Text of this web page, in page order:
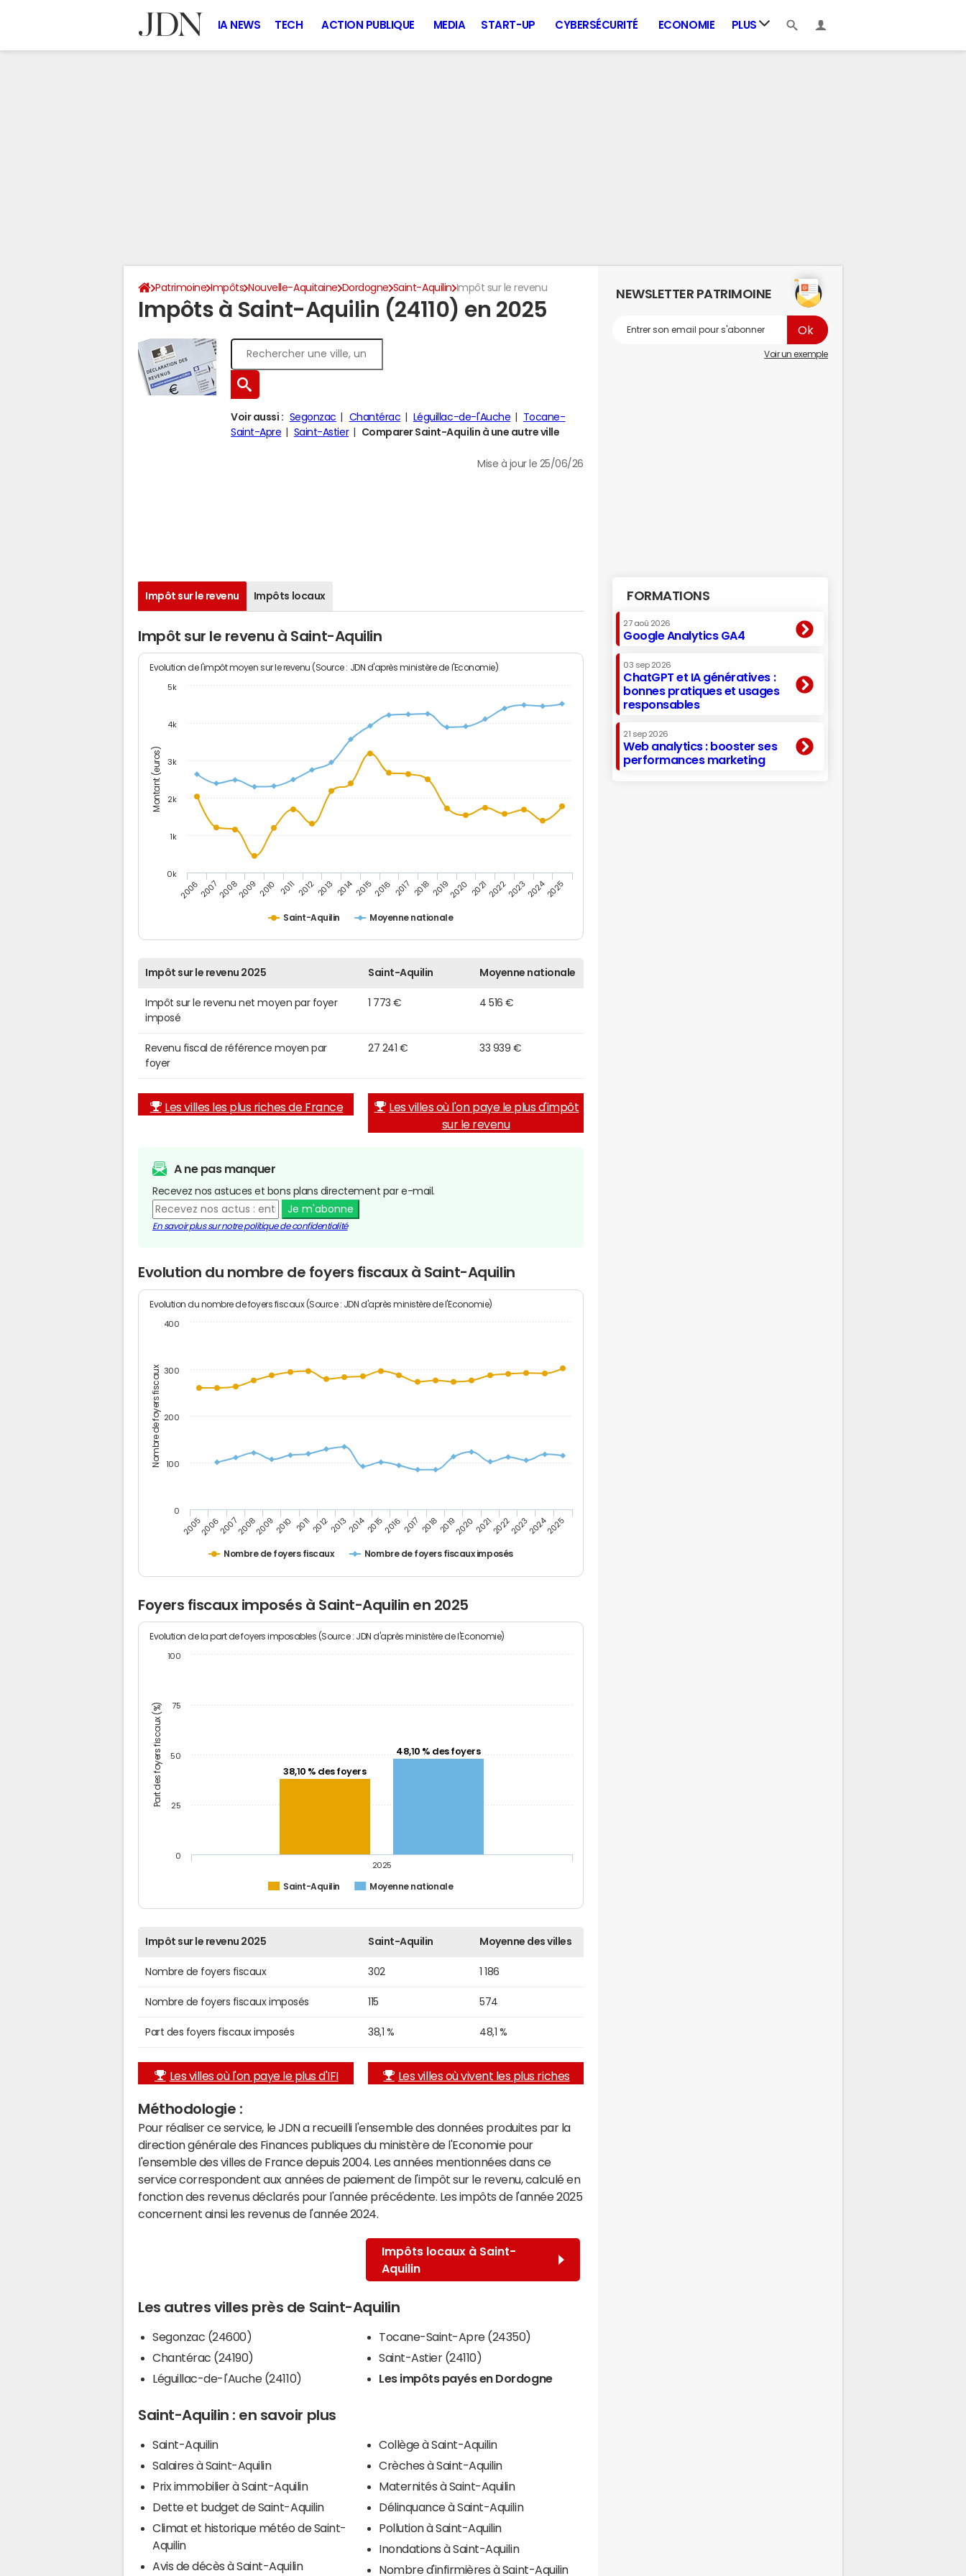
IA NEWS TECH ACTION PUBLIQUE MEDIA START-UP CYBERSÉCURITÉ ECONOMIE PLUS
Patrimoine Impôts Nouvelle-Aquitaine Dordogne Saint-Aquilin Impôt sur le revenu
Impôts à Saint-Aquilin (24110) en 2025
Voir aussi : Segonzac Chantérac Léguillac-de-l'Auche
Tocane-
Saint-Apre
Saint-Astier Comparer Saint-Aquilin à une autre ville
Mise à jour le 25/06/26
Impôt sur le revenu Impôts locaux
Impôt sur le revenu à Saint-Aquilin
Montant (euros)
Evolution de l'impôt moyen sur le revenu (Source : JDN d'après ministère de l'Economie)
Saint-Aquilin Moyenne nationale
20062007200820092010 2011 20122013 201420152016 2017 201820192020 20212022202320242025
0k
1k
2k
3k
4k
5k
Impôt sur le revenu 2025 Saint-Aquilin Moyenne nationale
Impôt sur le revenu net moyen par foyer
imposé
1 773 € 4 516 €
Revenu fiscal de référence moyen par
foyer
27 241 € 33 939 €
Les villes les plus riches de France
Les villes où l'on paye le plus d'impôt
sur le revenu
A ne pas manquer
Recevez nos astuces et bons plans directement par e-mail.
Je m'abonne
En savoir plus sur notre politique de confidentialité
Evolution du nombre de foyers fiscaux à Saint-Aquilin
Nombre de foyers fiscaux
Evolution du nombre de foyers fiscaux (Source : JDN d'après ministère de l'Economie)
Nombre de foyers fiscaux Nombre de foyers fiscaux imposés
200520062007200820092010 201120122013201420152016 2017 20182019202020212022202320242025
0
100
200
300
400
Foyers fiscaux imposés à Saint-Aquilin en 2025
Part des foyers fiscaux (%)
Evolution de la part de foyers imposables (Source : JDN d'après ministère de l'Economie)
38,10 % des foyers
48,10 % des foyers
Saint-Aquilin Moyenne nationale
2025
0
25
50
75
100
Impôt sur le revenu 2025 Saint-Aquilin Moyenne des villes
Nombre de foyers fiscaux 302 1 186
Nombre de foyers fiscaux imposés 115 574
Part des foyers fiscaux imposés 38,1 % 48,1 %
Les villes où l'on paye le plus d'IFI Les villes où vivent les plus riches
Méthodologie :
Pour réaliser ce service, le JDN a recueilli l'ensemble des données produites par la
direction générale des Finances publiques du ministère de l'Economie pour
l'ensemble des villes de France depuis 2004. Les années mentionnées dans ce
service correspondent aux années de paiement de l'impôt sur le revenu, calculé en
fonction des revenus déclarés pour l'année précédente. Les impôts de l'année 2025
concernent ainsi les revenus de l'année 2024.
Impôts locaux à Saint-
Aquilin
Les autres villes près de Saint-Aquilin
Segonzac (24600)
Chantérac (24190)
Léguillac-de-l'Auche (24110)
Tocane-Saint-Apre (24350)
Saint-Astier (24110)
Les impôts payés en Dordogne
Saint-Aquilin : en savoir plus
Saint-Aquilin
Salaires à Saint-Aquilin
Prix immobilier à Saint-Aquilin
Dette et budget de Saint-Aquilin
Climat et historique météo de Saint-
Aquilin
Avis de décès à Saint-Aquilin
Collège à Saint-Aquilin
Crèches à Saint-Aquilin
Maternités à Saint-Aquilin
Délinquance à Saint-Aquilin
Pollution à Saint-Aquilin
Inondations à Saint-Aquilin
Nombre d'infirmières à Saint-Aquilin
NEWSLETTER PATRIMOINE
Voir un exemple
FORMATIONS
27 aoû 2026
Google Analytics GA4
03 sep 2026
ChatGPT et IA génératives :
bonnes pratiques et usages
responsables
21 sep 2026
Web analytics : booster ses
performances marketing